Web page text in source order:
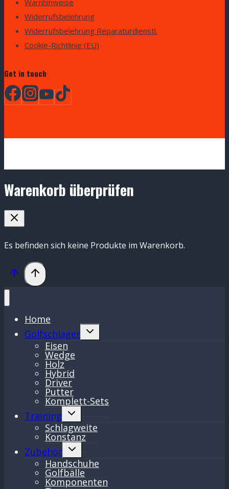
Widerrufsbelehrung
Widerrufsbelehrung Reparaturdienstl.
Cookie-Richtlinie (EU)
Get in touch
Warenkorb überprüfen
Es befinden sich keine Produkte im Warenkorb.
Home
Golfschläger
Untermenü
Eisen
Wedge
Holz
Hybrid
Driver
Putter
Komplett-Sets
Training
Untermenü
Schlagweite
Konstanz
Zubehör
Untermenü
Handschuhe
Golfbälle
Komponenten